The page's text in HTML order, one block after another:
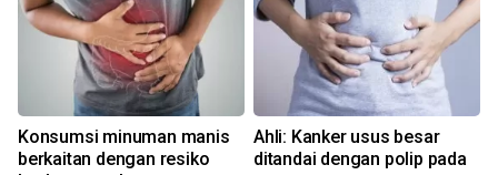
Konsumsi minuman manis
berkaitan dengan resiko
Ahli: Kanker usus besar
ditandai dengan polip pada